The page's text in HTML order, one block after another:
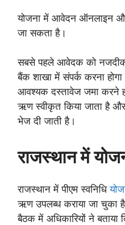
योजना में आवेदन ऑनलाइन
जा सकता है।
सबसे पहले आवेदक को
बैंक शाखा में संपर्क करना
आवश्यक दस्तावेज जमा करने
ऋण स्वीकृत किया जाता है और
भेज दी जाती है।
राजस्थान में
राजस्थान में पीएम स्वनिधि
ऋण उपलब्ध कराया जा चुका
बैठक में अधिकारियों ने